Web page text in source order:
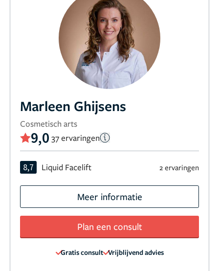
Marleen Ghijsens
Cosmetisch arts
9,0 37 ervaringen
8,7 Liquid Facelift 2 ervaringen
Meer informatie
Plan een consult
Gratis consult Vrijblijvend advies